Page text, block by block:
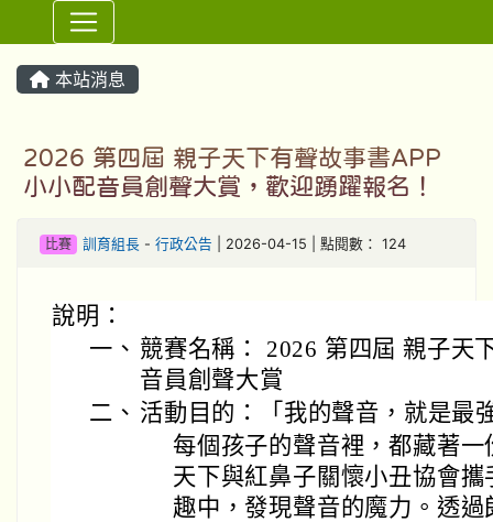
⏸
本站消息
2026 第四屆 親子天下有聲故事書APP
小小配音員創聲大賞，歡迎踴躍報名！
比賽 訓育組長- 行政公告 | 2026-04-15 | 點閱數： 124
說明：
一、 競賽名稱： 2026 第四屆 親子天
音員創聲大賞
二、 活動目的：「我的聲音，就是最
每個孩子的聲音裡，都藏著
天下與紅鼻子關懷小丑協會
趣中，發現聲音的魔力。透